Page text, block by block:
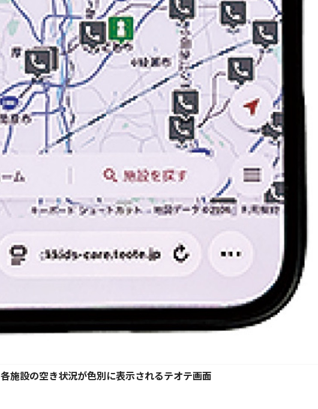
各施設の空き状況が色別に表示されるテオテ画面